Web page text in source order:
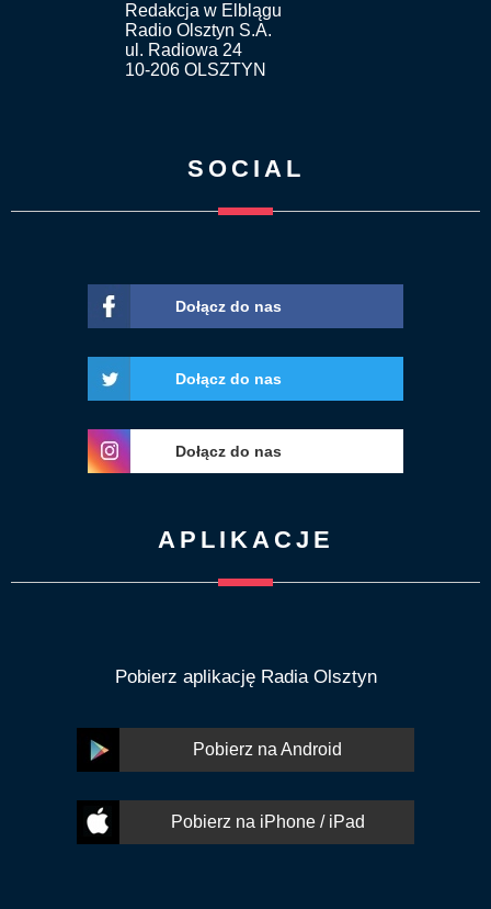
Redakcja w Elblągu
Radio Olsztyn S.A.
ul. Radiowa 24
10-206 OLSZTYN
SOCIAL
Dołącz do nas
Dołącz do nas
Dołącz do nas
APLIKACJE
Pobierz aplikację Radia Olsztyn
Pobierz na Android
Pobierz na iPhone / iPad